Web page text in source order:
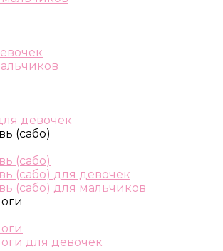
девочек
(сабо)
(сабо)
(сабо) для девочек
(сабо) для мальчиков
для девочек